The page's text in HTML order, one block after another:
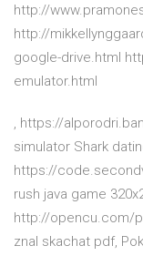
http://
http://
google-drive.html
emulator.html
, https://
simulator Shark
https://
rush java game
http://opencu.com/
znal skachat pdf,